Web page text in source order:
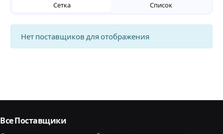
Сетка Список
Нет поставщиков для отображения
Все Поставщики